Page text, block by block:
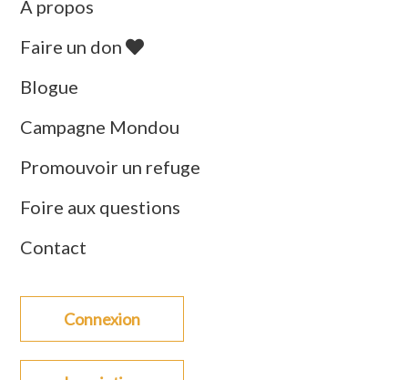
À propos
Faire un don
Blogue
Campagne Mondou
Promouvoir un refuge
Foire aux questions
Contact
Connexion